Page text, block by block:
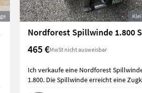
465 €MwSt nicht ausweisbar
Ich verkaufe eine Nordforest
1.800. Die Spillwinde erreicht eine Zugk